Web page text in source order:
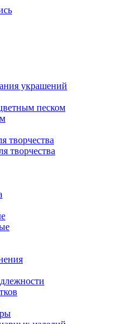
украшений
песком
творчества
творчества